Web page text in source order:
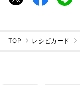
TOP レシピカード